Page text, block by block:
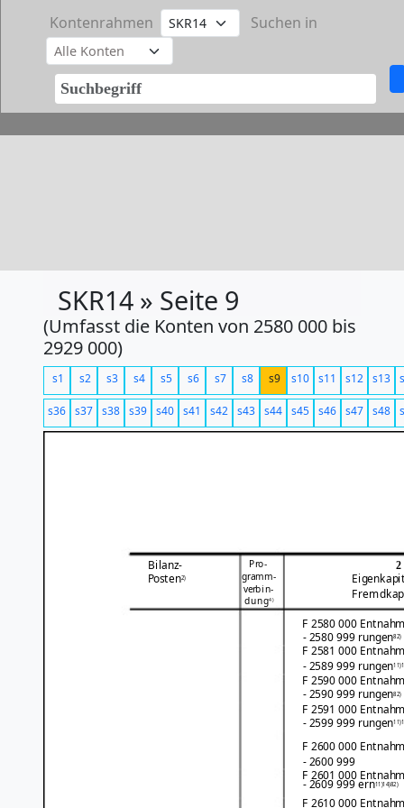
Kontenrahmen Suchen in
SKR14 » Seite 9
(Umfasst die Konten von 2580 000 bis
2929 000)
s1 s2 s3 s4 s5 s6 s7 s8 s9 s10 s11 s12 s13
s36 s37 s38 s39 s40 s41 s42 s43 s44 s45 s46 s47 s48
Bilanz- Pro- 2
gramm-
Posten2)
verbin-
dung4)
F 2580 000
- 2580 999 rungen82)
F 2581 000
- 2589 999 rungen
F 2590 000
- 2590 999 rungen82)
F 2591 000
- 2599 999 rungen
F 2600 000
- 2600 999
F 2601 000
- 2609 999 ern11)14)82)
F 2610 000